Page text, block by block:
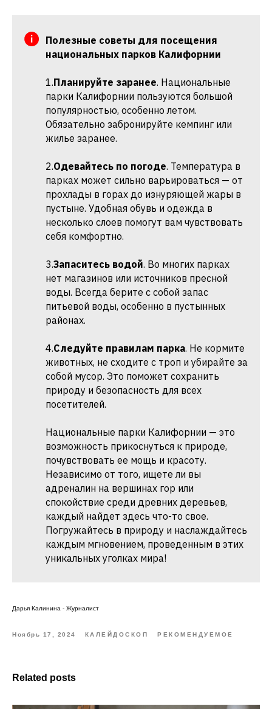
Полезные советы для посещения
национальных парков Калифорнии
1.Планируйте заранее. Национальные
парки Калифорнии пользуются большой
популярностью, особенно летом.
Обязательно забронируйте кемпинг или
жилье заранее.
2.Одевайтесь по погоде. Температура в
парках может сильно варьироваться — от
прохлады в горах до изнуряющей жары в
пустыне. Удобная обувь и одежда в
несколько слоев помогут вам чувствовать
себя комфортно.
3.Запаситесь водой. Во многих парках
нет магазинов или источников пресной
воды. Всегда берите с собой запас
питьевой воды, особенно в пустынных
районах.
4.Следуйте правилам парка. Не кормите
животных, не сходите с троп и убирайте за
собой мусор. Это поможет сохранить
природу и безопасность для всех
посетителей.
Национальные парки Калифорнии — это
возможность прикоснуться к природе,
почувствовать ее мощь и красоту.
Независимо от того, ищете ли вы
адреналин на вершинах гор или
спокойствие среди древних деревьев,
каждый найдет здесь что-то свое.
Погружайтесь в природу и наслаждайтесь
каждым мгновением, проведенным в этих
уникальных уголках мира!
Дарья Калинина - Журналист
Ноябрь 17, 2024 КАЛЕЙДОСКОП РЕКОМЕНДУЕМОЕ
Related posts